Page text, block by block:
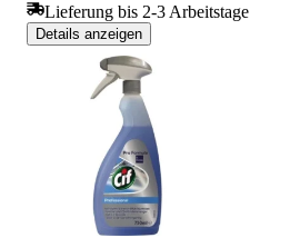
Lieferung bis 2-3 Arbeitstage
Details anzeigen